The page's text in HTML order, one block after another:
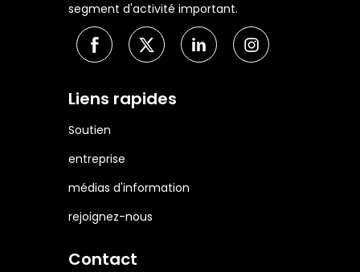
segment d'activité important.
Liens rapides
Soutien
entreprise
médias d'information
rejoignez-nous
Contact